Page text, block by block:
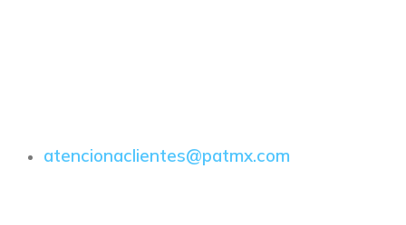
atencionaclientes@patmx.com